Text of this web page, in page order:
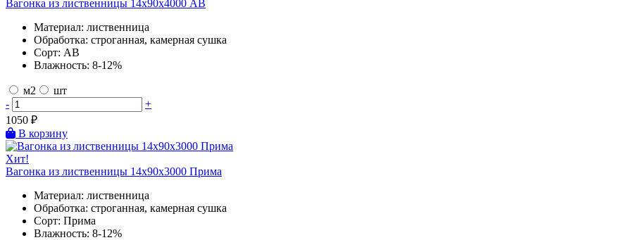
Вагонка из лиственницы 14х90х4000 AB
Материал: лиственница
Обработка: строганная, камерная сушка
Сорт: AB
Влажность: 8-12%
м2
шт
-
+
1050 ₽
В корзину
Хит!
Вагонка из лиственницы 14х90х3000 Прима
Материал: лиственница
Обработка: строганная, камерная сушка
Сорт: Прима
Влажность: 8-12%